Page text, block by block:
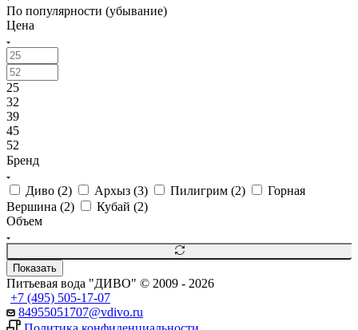
По популярности (убывание)
Цена
25
32
39
45
52
Бренд
Диво (2) Архыз (3) Пилигрим (2)
Горная
Вершина (2) Кубай (2)
Объем
Показать
Питьевая вода "ДИВО" © 2009 - 2026
+7 (495) 505-17-07
84955051707@vdivo.ru